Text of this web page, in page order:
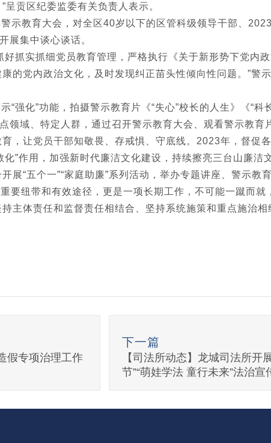
贡区纪委监委有关负责人表示。
示教育大会，对全区40岁以下的区管科级领导干部、
展集中谈心谈话。
抓实抓细党员教育管理，严格执行《关于新形势下党内
的党内政治文化，及时发现纠正苗头性倾向性问题。”警
“强化”功能，拍摄警示教育片《“失心”校长的人生》《“
领域、特定人群，通过召开警示教育大会、观看警示教
，让党员干部知敬畏、存戒惧、守底线。2023年，督促
”作用，加强新时代廉洁文化建设，持续擦亮三台山廉洁
展“五个一”“家庭助廉”系列活动，举办专题讲座、警示教
重要纽带和有效途径，更是一项长期工作，不可能一蹴而
主体责任和监督责任相结合、坚持系统施策和重点施治
假专项治理工作
下一篇
【司法所动态】龙城司法所开
节”“萌娃学法 童行未来”法治宣